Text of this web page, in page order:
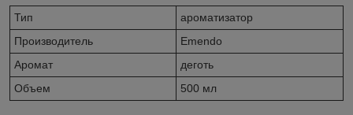
Тип
ароматизатор
Производитель
Emendo
Аромат
деготь
Объем
500 мл